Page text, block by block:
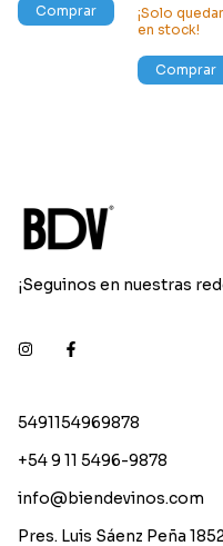
Comprar
¡Solo
en stock!
Comprar
¡Seguinos en nuestras
5491154969878
+54 9 11 5496-9878
info@biendevinos.com
Pres. Luis Sáenz Peña